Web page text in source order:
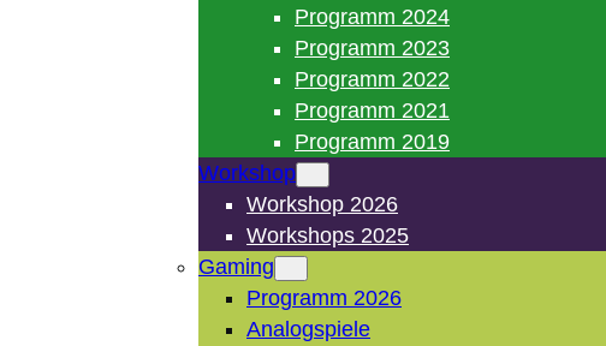
Programm 2024
Programm 2023
Programm 2022
Programm 2021
Programm 2019
Workshop
Workshop 2026
Workshops 2025
Gaming
Programm 2026
Analogspiele